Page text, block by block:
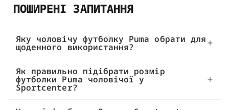
ПОШИРЕНІ ЗАПИТАННЯ
Яку чоловічу футболку Puma обрати для
щоденного використання?
Як правильно підібрати розмір
футболки Puma чоловічої у
Sportcenter?